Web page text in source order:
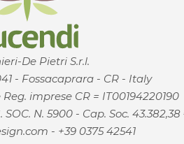
De Pietri S.r.l.
- Fossacaprara - CR - Italy
imprese CR = IT00194220190
SOC. N. 5900 - Cap. Soc. 43.382,38
- +39 0375 42541